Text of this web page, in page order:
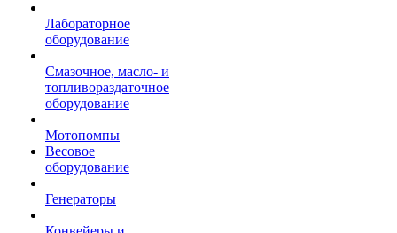
Лабораторное
оборудование
Смазочное, масло- и
топливораздаточное
оборудование
Мотопомпы
Весовое
оборудование
Генераторы